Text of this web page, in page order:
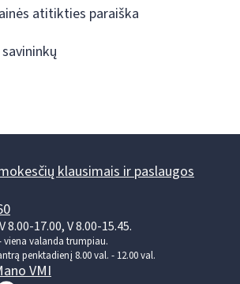
atitikties paraiška
klausimais ir paslaugos
17.00, V 8.00-15.45.
viena valanda trumpiau.
penktadienį 8.00 val. - 12.00 val.
VMI